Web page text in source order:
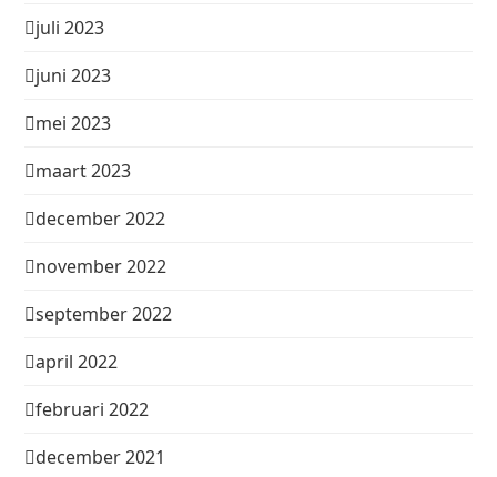
juli 2023
juni 2023
mei 2023
maart 2023
december 2022
november 2022
september 2022
april 2022
februari 2022
december 2021